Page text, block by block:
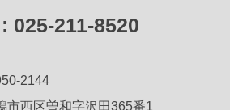
025-211-8520
2144
西区曽和字沢田365番1